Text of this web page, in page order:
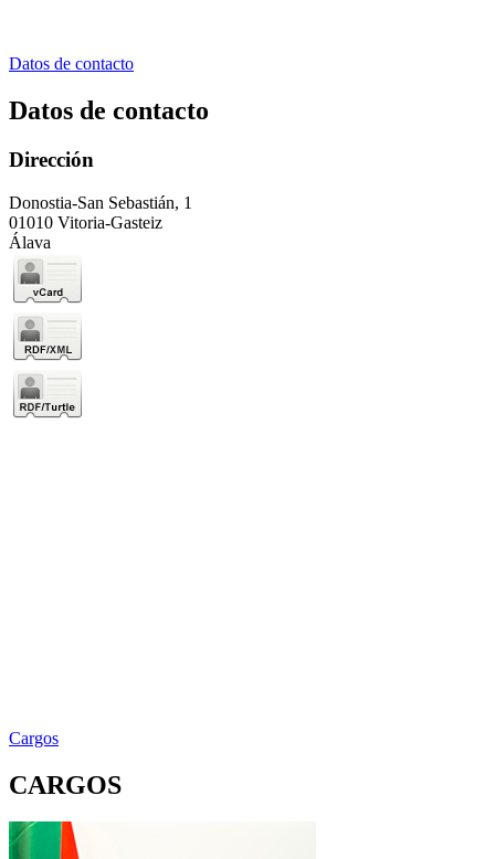
Datos de contacto
Datos de contacto
Dirección
Donostia-San Sebastián, 1
01010 Vitoria-Gasteiz
Álava
Cargos
CARGOS